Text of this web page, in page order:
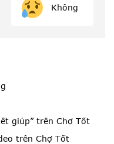
Không
giúp” trên Chợ Tốt
trên Chợ Tốt